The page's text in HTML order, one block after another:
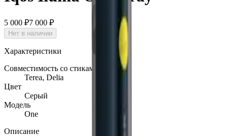
5 000 ₽7 000 ₽
Нет в наличии
Характеристики
Совместимость со стиками
Terea, Delia
Цвет
Серый
Модель
One
Описание